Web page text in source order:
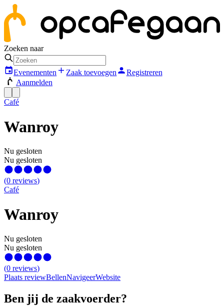
Zoeken naar
Evenementen Zaak toevoegen
Registreren
Aanmelden
Café
Wanroy
Nu gesloten
Nu gesloten
(0 reviews)
Café
Wanroy
Nu gesloten
Nu gesloten
(0 reviews)
Plaats reviewBellenNavigeerWebsite
Ben jij de zaakvoerder?